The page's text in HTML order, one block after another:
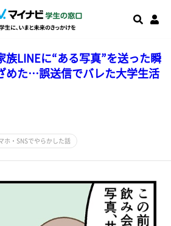
族LINEに“ある写真”を送った瞬
めた…誤送信でバレた大学生活
ホ・SNSでやらかした話